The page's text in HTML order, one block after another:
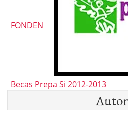
FONDEN
Becas Prepa Si 2012-2013
Autor